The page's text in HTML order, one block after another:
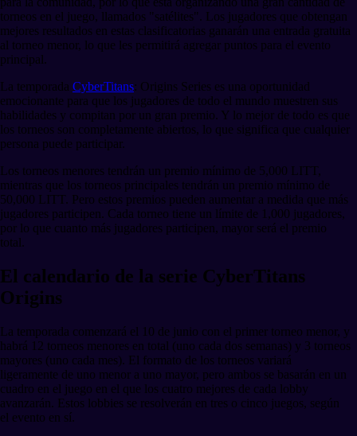
torneos en el juego, llamados "satélites". Los jugadores que obtengan
mejores resultados en estas clasificatorias ganarán una entrada gratuita
al torneo menor, lo que les permitirá agregar puntos para el evento
principal.
La temporada CyberTitans: Origins Series es una oportunidad
emocionante para que los jugadores de todo el mundo muestren sus
habilidades y compitan por un gran premio. Y lo mejor de todo es que
los torneos son completamente abiertos, lo que significa que cualquier
persona puede participar.
Los torneos menores tendrán un premio mínimo de 5,000 LITT,
mientras que los torneos principales tendrán un premio mínimo de
50,000 LITT. Pero estos premios pueden aumentar a medida que más
jugadores participen. Cada torneo tiene un límite de 1,000 jugadores,
por lo que cuanto más jugadores participen, mayor será el premio
total.
El calendario de la serie CyberTitans
Origins
La temporada comenzará el 10 de junio con el primer torneo menor, y
habrá 12 torneos menores en total (uno cada dos semanas) y 3 torneos
mayores (uno cada mes). El formato de los torneos variará
ligeramente de uno menor a uno mayor, pero ambos se basarán en un
cuadro en el juego en el que los cuatro mejores de cada lobby
avanzarán. Estos lobbies se resolverán en tres o cinco juegos, según
el evento en sí.